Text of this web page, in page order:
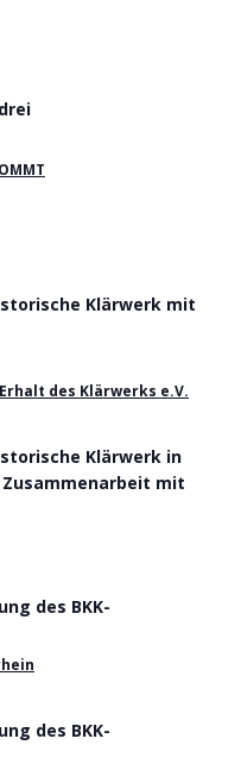
Klärwerk mit
des Klärwerks e.V.
Klärwerk in
mit
des BKK-
des BKK-